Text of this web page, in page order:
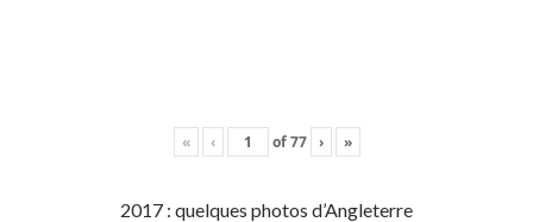
« ‹ of77 › »
2017 : quelques photos d’Angleterre